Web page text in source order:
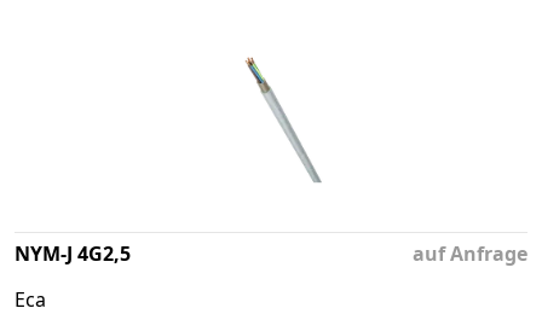
NYM-J 4G2,5
Eca
auf Anfrage